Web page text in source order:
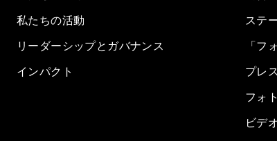
私たちの活動
リーダーシップとガバナンス
インパクト
ステ
「フ
プレ
フォ
ビデ